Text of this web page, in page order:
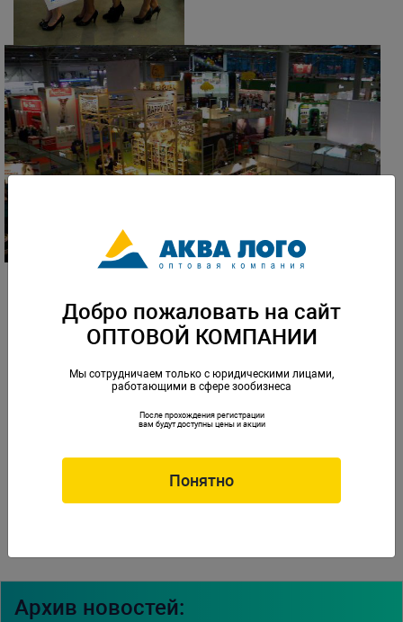
Архив новостей:
Добро пожаловать на сайт
ОПТОВОЙ КОМПАНИИ
Мы сотрудничаем только с юридическими лицами,
работающими в сфере зообизнеса
После прохождения регистрации
вам будут доступны цены и акции
Понятно